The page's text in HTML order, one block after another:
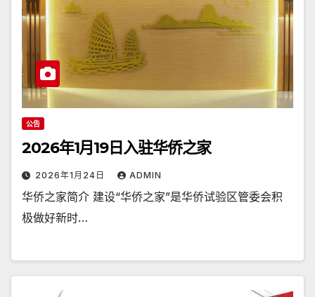
公告
2026年1月19日入驻华侨之家
2026年1月24日 ADMIN
华侨之家简介 建设“华侨之家”是华侨试验区管委会积
极做好新时…